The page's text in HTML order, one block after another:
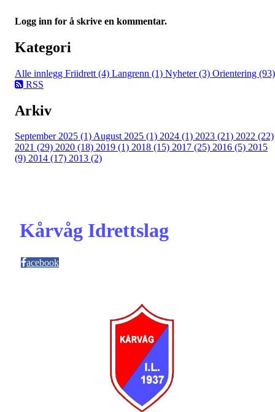
Logg inn for å skrive en kommentar.
Kategori
Alle innlegg Friidrett (4) Langrenn (1) Nyheter (3) Orientering (93)
RSS
Arkiv
September 2025 (1)August 2025 (1) 2024 (1) 2023 (21) 2022 (22)
2021 (29) 2020 (18) 2019 (1) 2018 (15) 2017 (25) 2016 (5) 2015
(9) 2014 (17) 2013 (2)
Kårvåg Idrettslag
acebook